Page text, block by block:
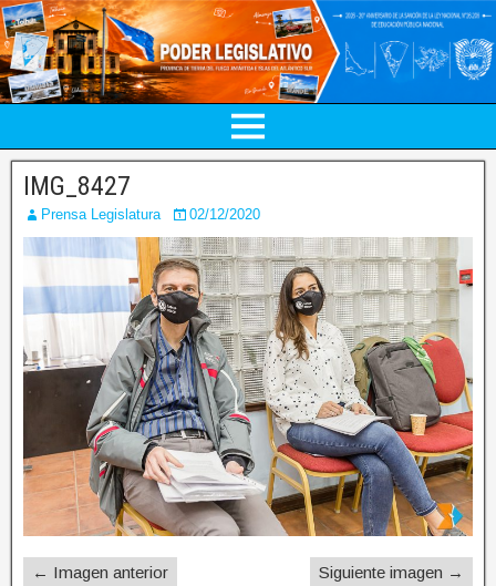
IMG_8427
Prensa Legislatura 02/12/2020
← Imagen anterior Siguiente imagen →